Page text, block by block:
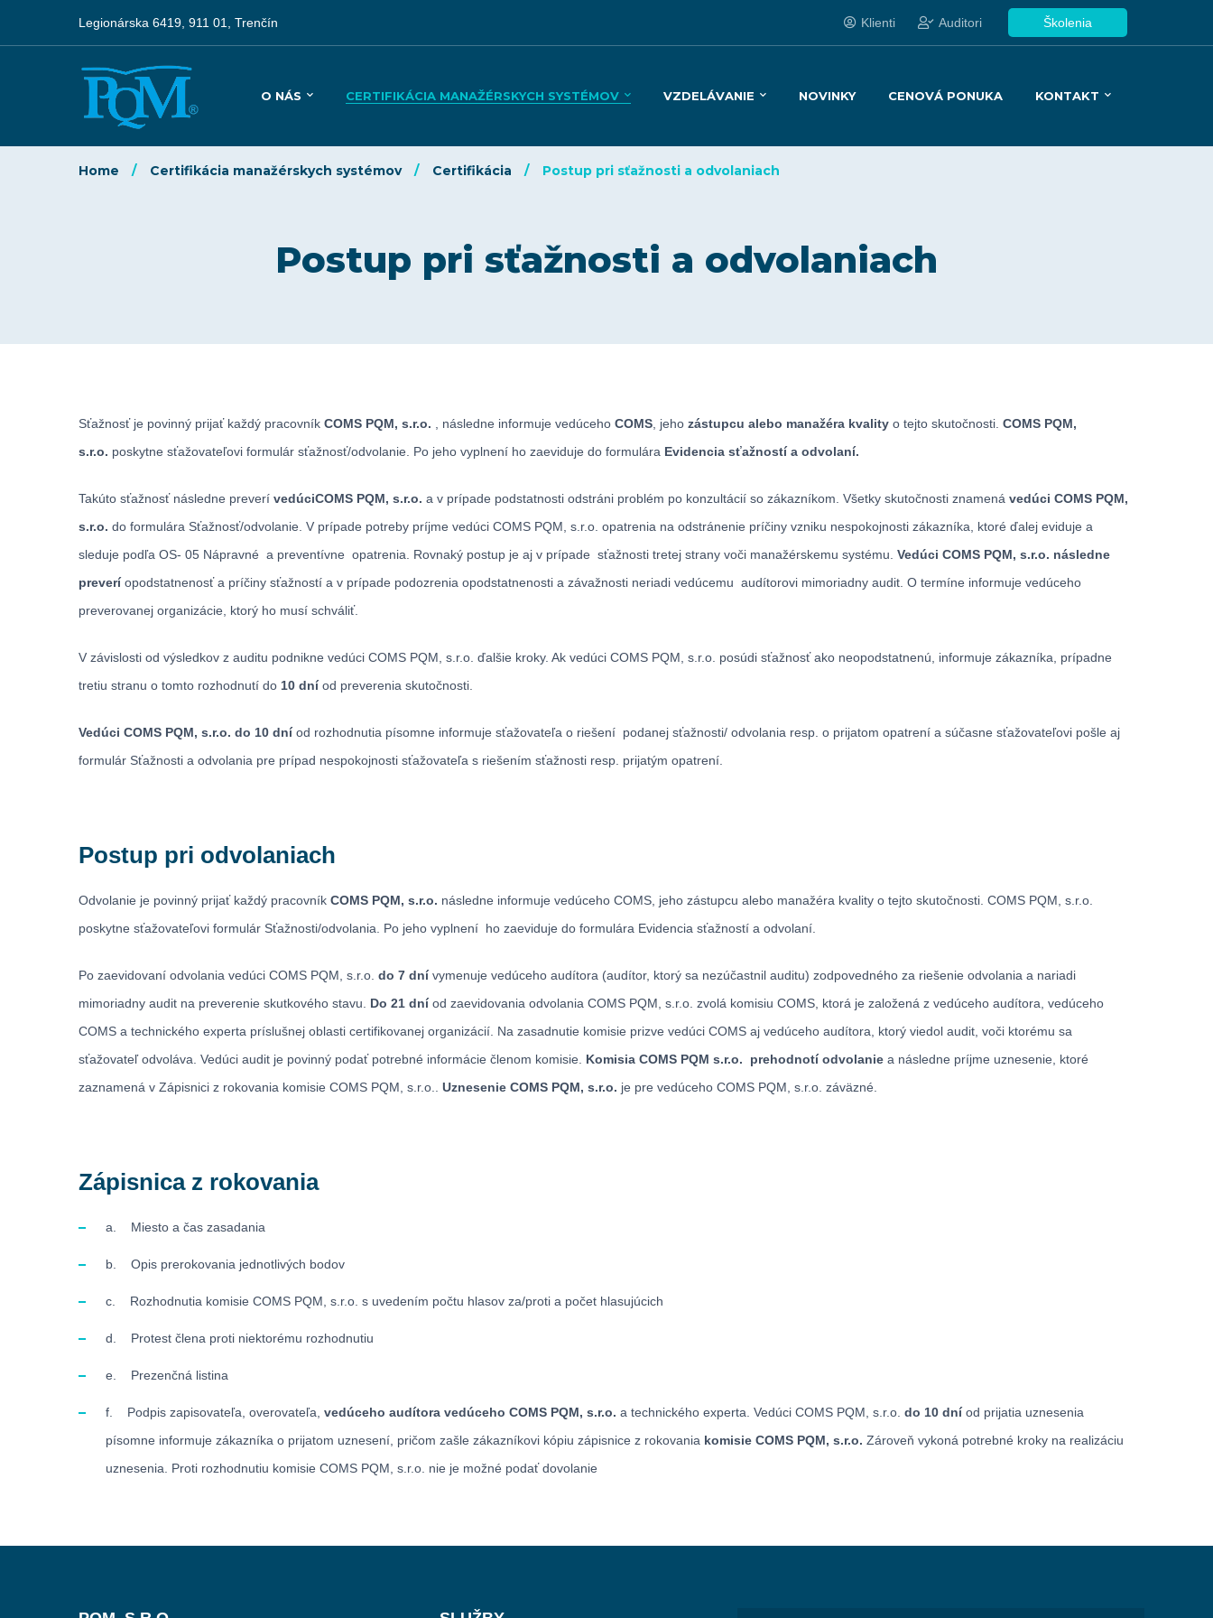
Legionárska 6419, 911 01, Trenčín Klienti Auditori Školenia
O NÁS CERTIFIKÁCIA MANAŽÉRSKYCH SYSTÉMOV VZDELÁVANIE NOVINKY CENOVÁ PONUKA KONTAKT
Postup pri sťažnosti a odvolaniach
Home Certifikácia manažérskych systémov Certifikácia Postup pri sťažnosti a odvolaniach
Sťažnosť je povinný prijať každý pracovník COMS PQM, s.r.o. , následne informuje vedúceho COMS , jeho zástupcu alebo manažéra kvality o tejto skutočnosti. COMS PQM,
s.r.o. poskytne sťažovateľovi formulár sťažnosť/odvolanie. Po jeho vyplnení ho zaeviduje do formulára Evidencia sťažností a odvolaní.
Takúto sťažnosť následne preverí vedúciCOMS PQM, s.r.o. a v prípade podstatnosti odstráni problém po konzultácií so zákazníkom. Všetky skutočnosti znamená vedúci COMS PQM,
s.r.o. do formulára Sťažnosť/odvolanie. V prípade potreby príjme vedúci COMS PQM, s.r.o. opatrenia na odstránenie príčiny vzniku nespokojnosti zákazníka, ktoré ďalej eviduje a
sleduje podľa OS- 05 Nápravné a preventívne opatrenia. Rovnaký postup je aj v prípade sťažnosti tretej strany voči manažérskemu systému. Vedúci COMS PQM, s.r.o. následne
preveríopodstatnenosť a príčiny sťažností a v prípade podozrenia opodstatnenosti a závažnosti neriadi vedúcemu audítorovi mimoriadny audit. O termíne informuje vedúceho
preverovanej organizácie, ktorý ho musí schváliť.
V závislosti od výsledkov z auditu podnikne vedúci COMS PQM, s.r.o. ďalšie kroky. Ak vedúci COMS PQM, s.r.o. posúdi sťažnosť ako neopodstatnenú, informuje zákazníka, prípadne
tretiu stranu o tomto rozhodnutí do 10 dníod preverenia skutočnosti.
Vedúci COMS PQM, s.r.o. do 10 dníod rozhodnutia písomne informuje sťažovateľa o riešení podanej sťažnosti/ odvolania resp. o prijatom opatrení a súčasne sťažovateľovi pošle aj
formulár Sťažnosti a odvolania pre prípad nespokojnosti sťažovateľa s riešením sťažnosti resp. prijatým opatrení.
Postup pri odvolaniach
Odvolanie je povinný prijať každý pracovník COMS PQM, s.r.o. následne informuje vedúceho COMS, jeho zástupcu alebo manažéra kvality o tejto skutočnosti. COMS PQM, s.r.o.
poskytne sťažovateľovi formulár Sťažnosti/odvolania. Po jeho vyplnení ho zaeviduje do formulára Evidencia sťažností a odvolaní.
Po zaevidovaní odvolania vedúci COMS PQM, s.r.o. do 7 dnívymenuje vedúceho audítora (audítor, ktorý sa nezúčastnil auditu) zodpovedného za riešenie odvolania a nariadi
mimoriadny audit na preverenie skutkového stavu. Do 21 dníod zaevidovania odvolania COMS PQM, s.r.o. zvolá komisiu COMS, ktorá je založená z vedúceho audítora, vedúceho
COMS a technického experta príslušnej oblasti certifikovanej organizácií. Na zasadnutie komisie prizve vedúci COMS aj vedúceho audítora, ktorý viedol audit, voči ktorému sa
sťažovateľ odvoláva. Vedúci audit je povinný podať potrebné informácie členom komisie. Komisia COMS PQM s.r.o. prehodnotí odvolanie a následne príjme uznesenie, ktoré
zaznamená v Zápisnici z rokovania komisie COMS PQM, s.r.o.. Uznesenie COMS PQM, s.r.o. je pre vedúceho COMS PQM, s.r.o. záväzné.
Zápisnica z rokovania
a. Miesto a čas zasadania
b. Opis prerokovania jednotlivých bodov
c. Rozhodnutia komisie COMS PQM, s.r.o. s uvedením počtu hlasov za/proti a počet hlasujúcich
d. Protest člena proti niektorému rozhodnutiu
e. Prezenčná listina
f. Podpis zapisovateľa, overovateľa, vedúceho audítora vedúceho COMS PQM, s.r.o. a technického experta. Vedúci COMS PQM, s.r.o. do 10 dníod prijatia uznesenia
písomne informuje zákazníka o prijatom uznesení, pričom zašle zákazníkovi kópiu zápisnice z rokovania komisie COMS PQM, s.r.o. Zároveň vykoná potrebné kroky na realizáciu
uznesenia. Proti rozhodnutiu komisie COMS PQM, s.r.o. nie je možné podať dovolanie